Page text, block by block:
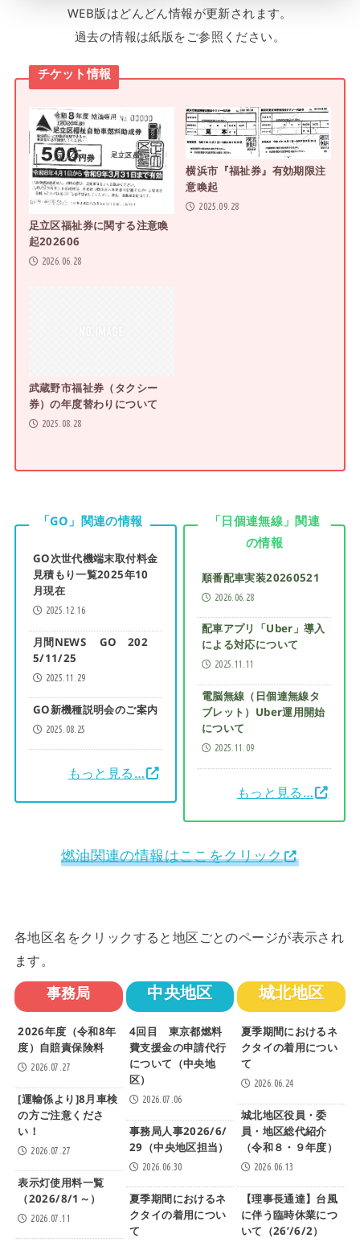
WEB版はどんどん情報が更新されます。
過去の情報は紙版をご参照ください。
チケット情報
足立区福祉券に関する注意喚
起202606
2026.06.28
横浜市『福祉券』有効期限注
意喚起
2025.09.28
武蔵野市福祉券（タクシー
券）の年度替わりについて
2025.08.28
「GO」関連の情報
GO次世代機端末取付料金
見積もり一覧2025年10
月現在
2025.12.16
月間NEWS GO 202
5/11/25
2025.11.29
GO新機種説明会のご案内
2025.08.25
もっと見る…
「日個連無線」関連
の情報
順番配車実装20260521
2026.06.28
配車アプリ「Uber」導入
による対応について
2025.11.11
電脳無線（日個連無線タ
ブレット）Uber運用開始
について
2025.11.09
もっと見る…
燃油関連の情報はここをクリック
各地区名をクリックすると地区ごとのページが表示され
ます。
事務局
2026年度（令和8年
度）自賠責保険料
2026.07.27
[運輸係より]8月車検
の方ご注意くださ
い！
2026.07.27
表示灯使用料一覧
（2026/8/1～）
2026.07.11
中央地区
4回目 東京都燃料
費支援金の申請代行
について（中央地
区）
2026.07.06
事務局人事2026/6/
29（中央地区担当）
2026.06.30
夏季期間におけるネ
クタイの着用につい
て
城北地区
夏季期間におけるネ
クタイの着用につい
て
2026.06.24
城北地区役員・委
員・地区総代紹介
（令和８・９年度）
2026.06.13
【理事長通達】台風
に伴う臨時休業につ
いて（26’/6/2）